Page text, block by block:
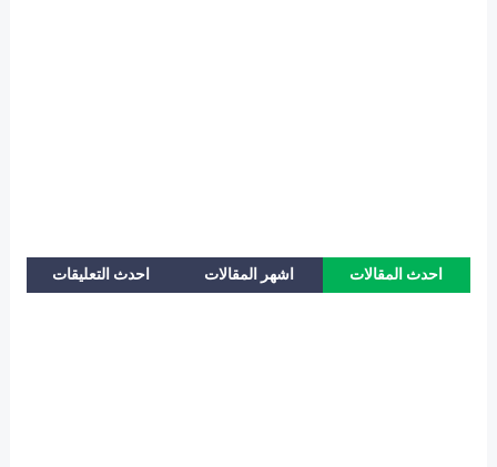
احدث المقالات اشهر المقالات احدث التعليقات